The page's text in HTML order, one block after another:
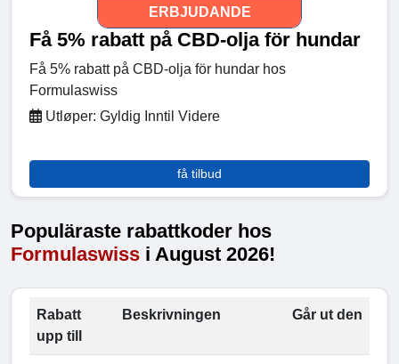
ERBJUDANDE
Få 5% rabatt på CBD-olja för hundar
Få 5% rabatt på CBD-olja för hundar hos
Formulaswiss
Utløper: Gyldig Inntil Videre
få tilbud
Populäraste rabattkoder hos
Formulaswiss i August 2026!
Rabatt
upp till
Beskrivningen Går ut den